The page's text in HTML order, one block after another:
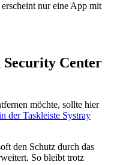
nur eine App mit
Security Center
möchte, sollte hier
der Taskleiste Systray
den Schutz durch das
So bleibt trotz